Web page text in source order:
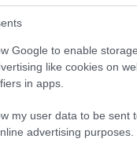
Google to enable storage
like cookies on
in apps.
my user data to be sent
advertising purposes.